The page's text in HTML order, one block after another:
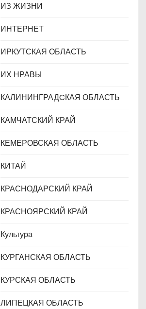
ИЗ ЖИЗНИ
ИНТЕРНЕТ
ИРКУТСКАЯ ОБЛАСТЬ
ИХ НРАВЫ
КАЛИНИНГРАДCКАЯ ОБЛАСТЬ
КАМЧАТСКИЙ КРАЙ
КЕМЕРОВСКАЯ ОБЛАСТЬ
КИТАЙ
КРАСНОДАРСКИЙ КРАЙ
КРАСНОЯРСКИЙ КРАЙ
Культура
КУРГАНСКАЯ ОБЛАСТЬ
КУРСКАЯ ОБЛАСТЬ
ЛИПЕЦКАЯ ОБЛАСТЬ